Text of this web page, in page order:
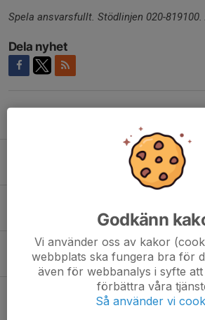
Spela ansvarsfullt. Stödlinjen 020-
Dela nyhet
Hockeybytardag - köp & sälj
30 jul, 14:50
Besök Star Shop under
24 jun, 09:36
Inbjudan till testmöte inför
7 jun, 15:00
Godkänn
Vi använder oss av kakor
webbplats ska fungera bra för
även för webbanalys i syfte
förbättra våra
Så använder vi